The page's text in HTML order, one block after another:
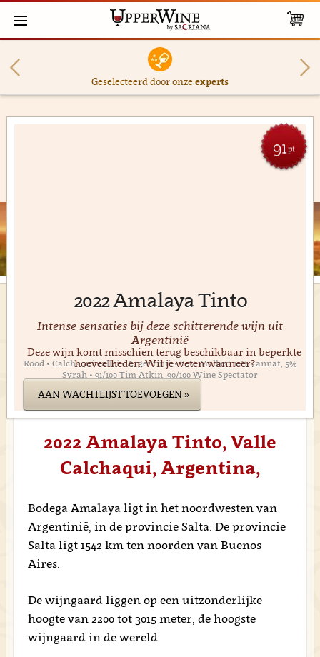
Geselecteerd door onzeexperts
2022 Amalaya Tinto
91pt
Intense sensaties bij deze schitterende wijn uit
Argentinië
Rood • Calchaquí vallei • Argentinië • 85% Malbec, 10% Tannat, 5%
Syrah • 91/100 Tim Atkin, 90/100 Wine Spectator
Deze wijn komt misschien terug beschikbaar in beperkte
hoeveelheden. Wil je weten wanneer?
AAN WACHTLIJST TOEVOEGEN »
2022 Amalaya Tinto, Valle
Calchaqui, Argentina,
Bodega Amalaya ligt in het noordwesten van
Argentinië, in de provincie Salta. De provincie
Salta ligt 1542 km ten noorden van Buenos
Aires.
De wijngaard liggen op een uitzonderlijke
hoogte van 2200 tot 3015 meter, de hoogste
wijngaard in de wereld.